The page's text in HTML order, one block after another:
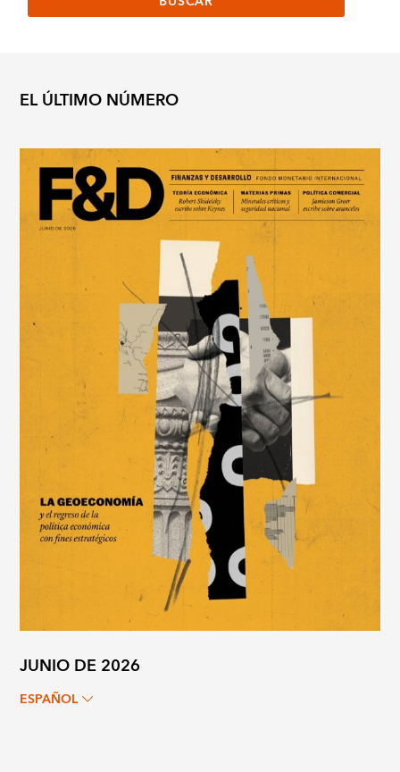
EL ÚLTIMO NÚMERO
JUNIO DE 2026
ESPAÑOL